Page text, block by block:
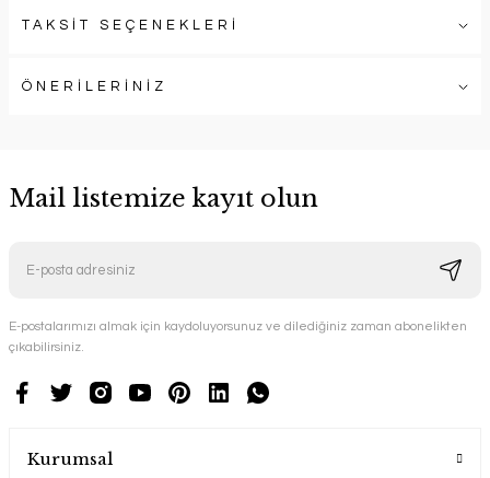
TAKSİT SEÇENEKLERİ
ÖNERİLERİNİZ
Mail listemize kayıt olun
E-postalarımızı almak için kaydoluyorsunuz ve dilediğiniz zaman abonelikten
çıkabilirsiniz.
Kurumsal